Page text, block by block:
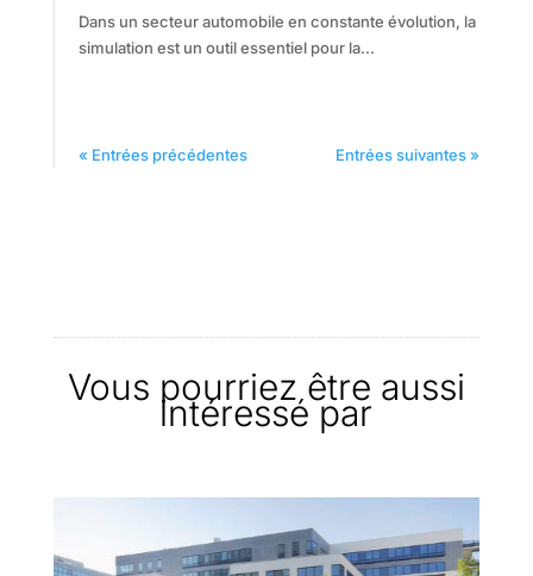
Dans un secteur automobile en constante évolution, la
simulation est un outil essentiel pour la...
« Entrées précédentes Entrées suivantes »
Vous pourriez être aussi
intéressé par